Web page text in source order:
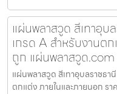
แผ่นพลาสวูด สีเทาอุบ
เกรด A สำหรับงานต
ถูก แผ่นพลาสวูด.com
แผ่นพลาสวูด สีเทาอุบลราชธา
ตกแต่ง ภายในและภายนอก ร